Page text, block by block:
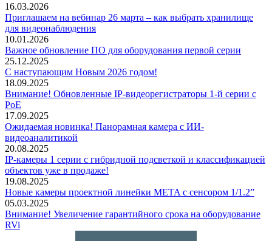
16.03.2026
Приглашаем на вебинар 26 марта – как выбрать хранилище
для видеонаблюдения
10.01.2026
Важное обновление ПО для оборудования первой серии
25.12.2025
С наступающим Новым 2026 годом!
18.09.2025
Внимание! Обновленные IP-видеорегистраторы 1-й серии с
PoE
17.09.2025
Ожидаемая новинка! Панорамная камера с ИИ-
видеоаналитикой
20.08.2025
IP-камеры 1 серии с гибридной подсветкой и классификацией
объектов уже в продаже!
19.08.2025
Новые камеры проектной линейки META с сенсором 1/1.2”
05.03.2025
Внимание! Увеличение гарантийного срока на оборудование
RVi